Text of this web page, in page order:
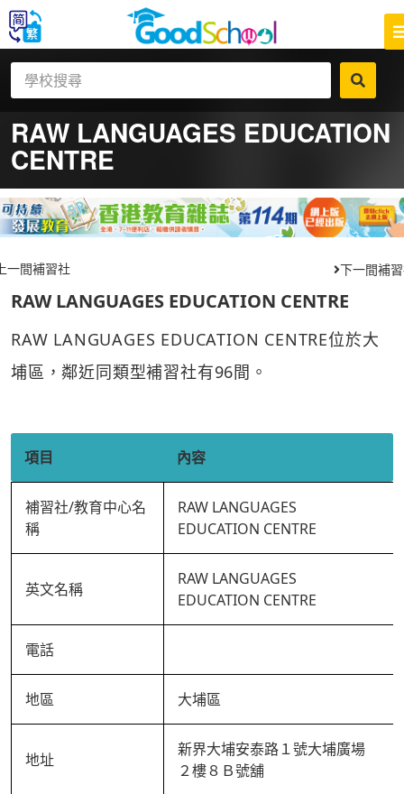
RAW LANGUAGES EDUCATION
CENTRE
一間補習社 下一間補
RAW LANGUAGES EDUCATION CENTRE
RAW LANGUAGES EDUCATION CENTRE位於大
埔區，鄰近同類型補習社有96間。
項目 內容
補習社/教育中心名
稱
RAW LANGUAGES
EDUCATION CENTRE
英文名稱
RAW LANGUAGES
EDUCATION CENTRE
電話
地區 大埔區
地址
新界大埔安泰路１號大埔廣場
２樓８Ｂ號舖